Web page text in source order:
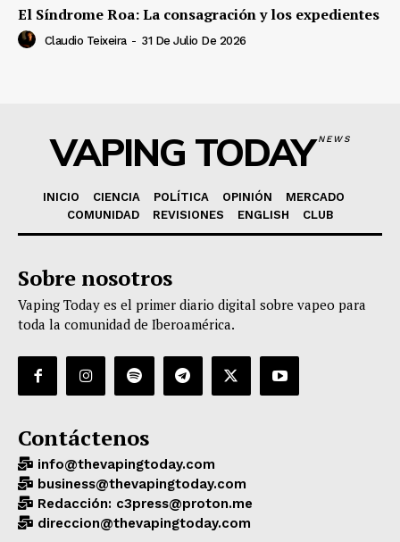
El Síndrome Roa: La consagración y los expedientes
Claudio Teixeira - 31 De Julio De 2026
VAPING TODAYNEWS
INICIO CIENCIA POLÍTICA OPINIÓN
MERCADO
COMUNIDAD
REVISIONES ENGLISH CLUB
Sobre nosotros
Vaping Today es el primer diario digital sobre vapeo para
toda la comunidad de Iberoamérica.
Contáctenos
info@thevapingtoday.com
business@thevapingtoday.com
Redacción: c3press@proton.me
direccion@thevapingtoday.com